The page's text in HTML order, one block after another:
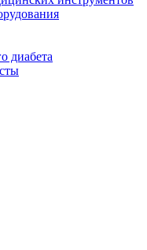
диабета